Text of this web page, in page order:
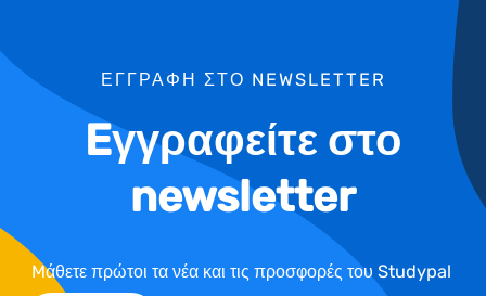
ΕΓΓΡΑΦΗ ΣΤΟ NEWSLETTER
Eγγραφείτε στο
newsletter
Mάθετε πρώτοι τα νέα και τις προσφορές του Studypal